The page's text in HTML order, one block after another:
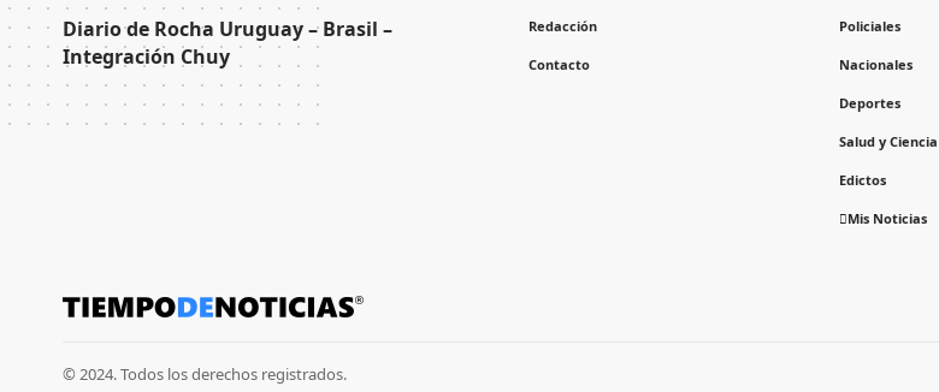
Diario de Rocha Uruguay – Brasil –
Integración Chuy
Redacción
Contacto
Policiales
Nacionales
Deportes
Salud y Ciencia
Edictos
Mis Noticias
© 2024. Todos los derechos registrados.